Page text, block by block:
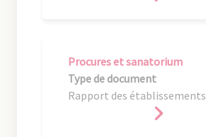
Procures et sanatorium
Type de document
Rapport des établissements